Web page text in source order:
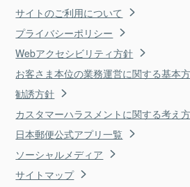
サイトのご利用について
プライバシーポリシー
Webアクセシビリティ方針
お客さま本位の業務運営に関する基本
勧誘方針
カスタマーハラスメントに関する考え方
日本郵便公式アプリ一覧
ソーシャルメディア
サイトマップ